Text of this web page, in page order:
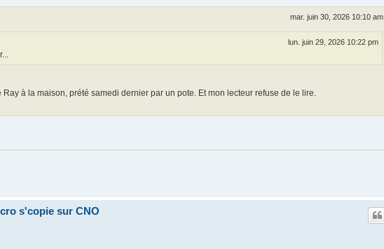
mar. juin 30, 2026 10:10 am
lun. juin 29, 2026 10:22 pm
à la maison, prété samedi dernier par un pote. Et mon lecteur refuse de le lire.
s'copie sur CNO